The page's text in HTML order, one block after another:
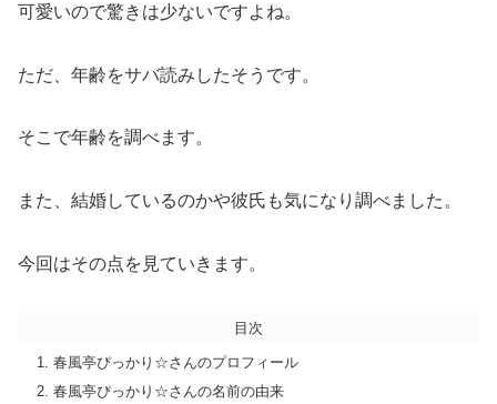
可愛いので驚きは少ないですよね。
ただ、年齢をサバ読みしたそうです。
そこで年齢を調べます。
また、結婚しているのかや彼氏も気になり調べました。
今回はその点を見ていきます。
目次
春風亭ぴっかり☆さんのプロフィール
春風亭ぴっかり☆さんの名前の由来